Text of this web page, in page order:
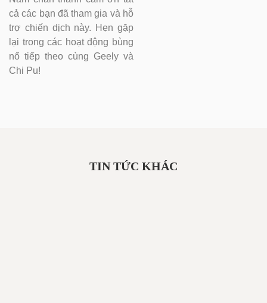
cả các bạn đã tham gia và hỗ
trợ chiến dịch này. Hẹn gặp
lại trong các hoạt động bùng
nổ tiếp theo cùng Geely và
Chi Pu!
TIN TỨC KHÁC